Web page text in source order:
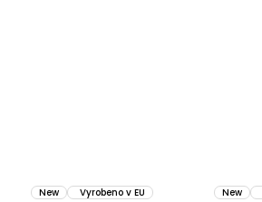
New Vyrobeno v EU New